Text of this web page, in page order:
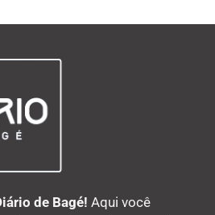
de Bagé! Aqui você